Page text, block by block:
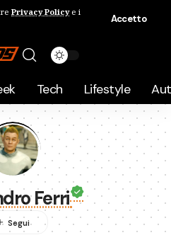
Privacy Policye i
Accetto
Tech Lifestyle
Ferri